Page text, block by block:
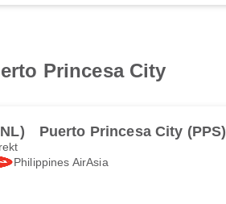
Princesa City
Puerto Princesa City (PPS)
Philippines AirAsia